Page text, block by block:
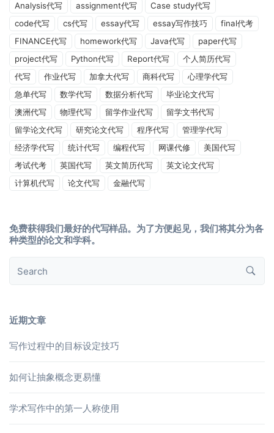
Analysis代写 assignment代写
Case study代写
code代写
cs代写 essay代写 essay写作技巧
final代考
FINANCE代写
homework代写 Java代写
paper代写
project代写
Python代写 Report代写
个人简历代写
代写
作业代写 加拿大代写 商科代写
心理学代写
急单代写
数学代写 数据分析代写
毕业论文代写
澳洲代写
物理代写 留学作业代写
留学文书代写
留学论文代写
研究论文代写 程序代写
管理学代写
经济学代写
统计代写 编程代写 网课代修
美国代写
考试代考
英国代写 英文简历代写
英文论文代写
计算机代写
论文代写 金融代写
免费获得我们最好的代写样品。为了方便起见，我们将其分为各
种类型的论文和学科。
近期文章
写作过程中的目标设定技巧
如何让抽象概念更易懂
学术写作中的第一人称使用